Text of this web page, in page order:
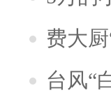
费大厨
台风“